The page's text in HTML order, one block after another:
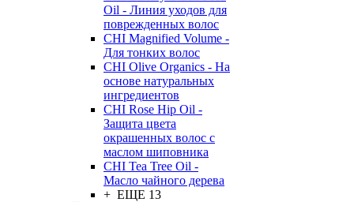
Oil - Линия уходов для
поврежденных волос
CHI Magnified Volume -
Для тонких волос
CHI Olive Organics - На
основе натуральных
ингредиентов
CHI Rose Hip Oil -
Защита цвета
окрашенных волос с
маслом шиповника
CHI Tea Tree Oil -
Масло чайного дерева
+ ЕЩЕ 13